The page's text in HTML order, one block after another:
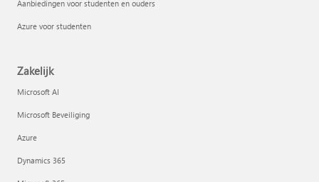
Aanbiedingen voor studenten en ouders
Azure voor studenten
Zakelijk
Microsoft AI
Microsoft Beveiliging
Azure
Dynamics 365